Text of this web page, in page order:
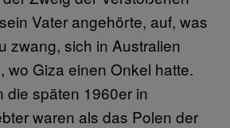
Vater angehörte, auf, was
zwang, sich in Australien
wo Giza einen Onkel hatte.
die späten 1960er in
waren als das Polen der